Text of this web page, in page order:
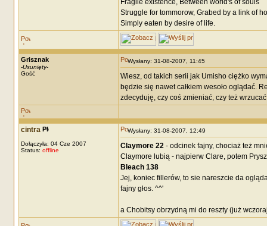
Fragile existence, Between world's of souls
Struggle for tommorow, Grabed by a link of
Simply eaten by desire of life.
Grisznak
-Usunięty-
Gość
Wysłany: 31-08-2007, 11:45
Wiesz, od takich serii jak Umisho ciężko
będzie się nawet całkiem wesoło oglądać.
zdecyduję, czy coś zmieniać, czy też
cintra
Dołączyła: 04 Cze 2007
Status: offline
Wysłany: 31-08-2007, 12:49
Claymore 22- odcinek fajny, chociaż też
Claymore lubią - najpierw Clare, potem
Bleach 138
Jej, koniec fillerów, to sie nareszcie da
fajny głos. ^^'
a Chobitsy obrzydną mi do reszty (już